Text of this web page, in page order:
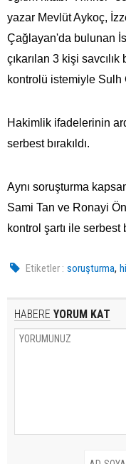
yazar Mevlüt Aykoç,
Çağlayan'da bulunan
çıkarılan 3 kişi
kontrolü istemiyle
Hakimlik ifadelerinin
serbest bırakıldı.
Aynı soruşturma
Sami Tan ve Ronayi
kontrol şartı ile serbest
Etiketler : soruşturma,
HABERE YORUM KAT